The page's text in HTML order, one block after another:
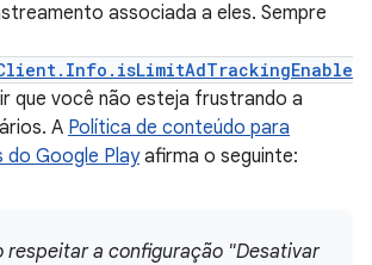
associada a eles. Sempre
que você não esteja frustrando a
A Política de conteúdo para
do Google Playafirma o seguinte:
respeitar a configuração "Desativar